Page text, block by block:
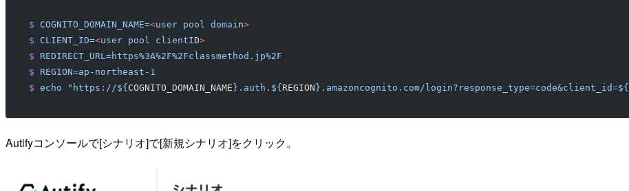
$ COGNITO_DOMAIN_NAME=<user pool domai n>
$ CLIENT_ID=<user pool clientID>
$ REDIRECT_URL=https%3A%2F%2Fclassmethod.jp%2F
$ REGION=ap-northeast-1
$ echo "https://${COGNITO_DOMAIN_NAME}.auth.${REGION}.amazoncognito.com/login?response_type=code&client_id=${
Autifyコンソールで[シナリオ]で[新規シナリオ]をクリック。